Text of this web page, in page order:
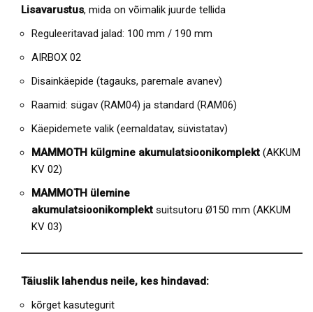
Lisavarustus, mida on võimalik juurde tellida
Reguleeritavad jalad: 100 mm / 190 mm
AIRBOX 02
Disainkäepide (tagauks, paremale avanev)
Raamid: sügav (RAM04) ja standard (RAM06)
Käepidemete valik (eemaldatav, süvistatav)
MAMMOTH külgmine akumulatsioonikomplekt (AKKUM
KV 02)
MAMMOTH ülemine
akumulatsioonikomplekt suitsutoru Ø150 mm (AKKUM
KV 03)
Täiuslik lahendus neile, kes hindavad:
kõrget kasutegurit